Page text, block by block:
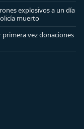
explosivos a un día
muerto
vez donaciones